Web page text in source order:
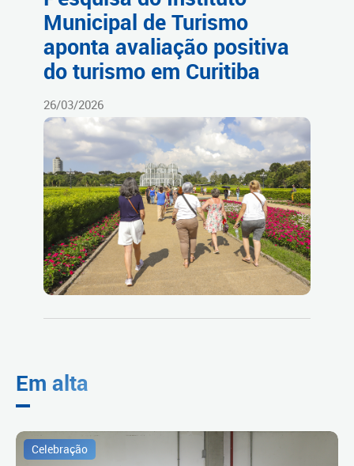
Municipal de Turismo
aponta avaliação positiva
do turismo em Curitiba
26/03/2026
Em alta
Celebração